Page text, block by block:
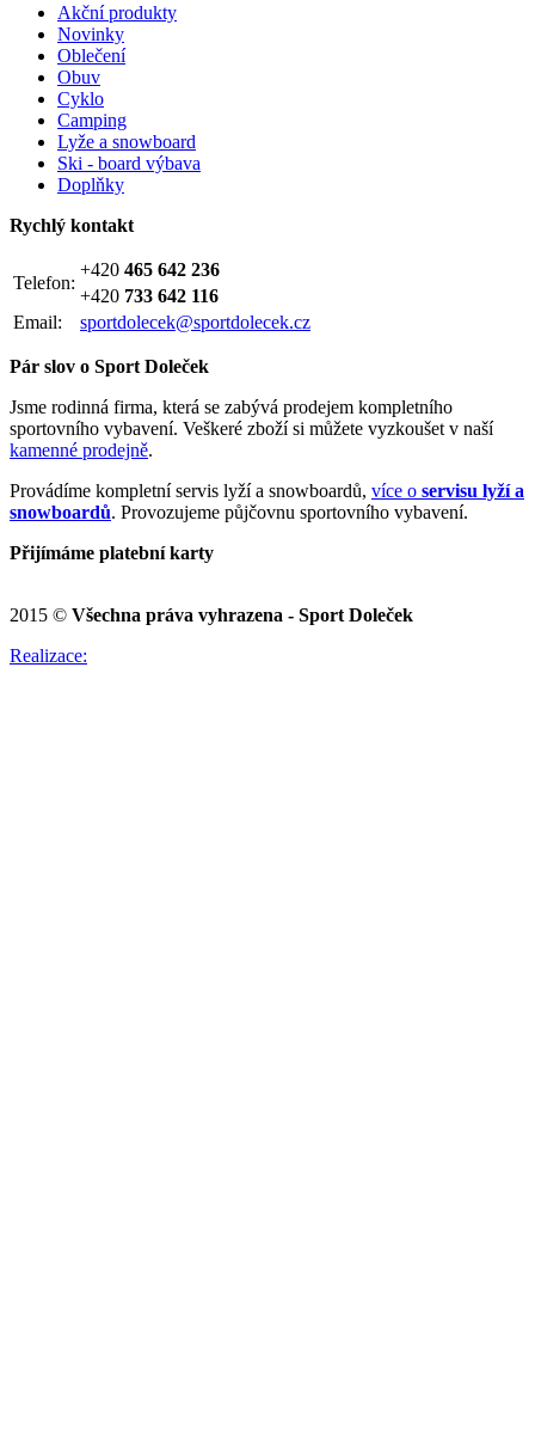
Akční produkty
Novinky
Oblečení
Obuv
Cyklo
Camping
Lyže a snowboard
Ski - board výbava
Doplňky
Rychlý kontakt
Telefon:
+420 465 642 236
+420 733 642 116
Email:
sportdolecek@sportdolecek.cz
Pár slov o Sport Doleček
Jsme rodinná firma, která se zabývá prodejem kompletního
sportovního vybavení. Veškeré zboží si můžete vyzkoušet v naší
kamenné prodejně.
Provádíme kompletní servis lyží a snowboardů, více o servisu lyží a
snowboardů. Provozujeme půjčovnu sportovního vybavení.
Přijímáme platební karty
2015 © Všechna práva vyhrazena - Sport Doleček
Realizace: